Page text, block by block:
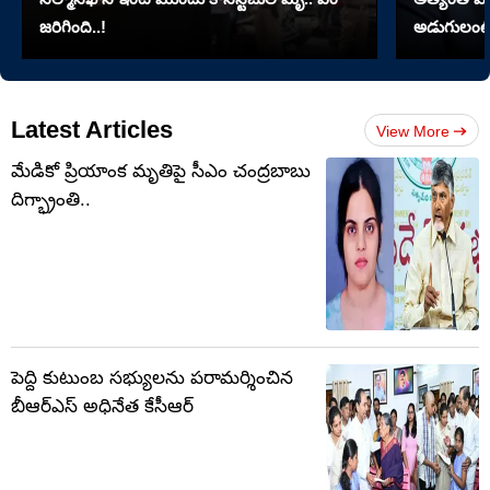
జరిగింది..!
Latest Articles View More
మేడికో ప్రియాంక మృతిపై సీఎం చంద్రబాబు
దిగ్భ్రాంతి..
పెద్ది కుటుంబ సభ్యులను పరామర్శించిన
బీఆర్ఎస్ అధినేత కేసీఆర్